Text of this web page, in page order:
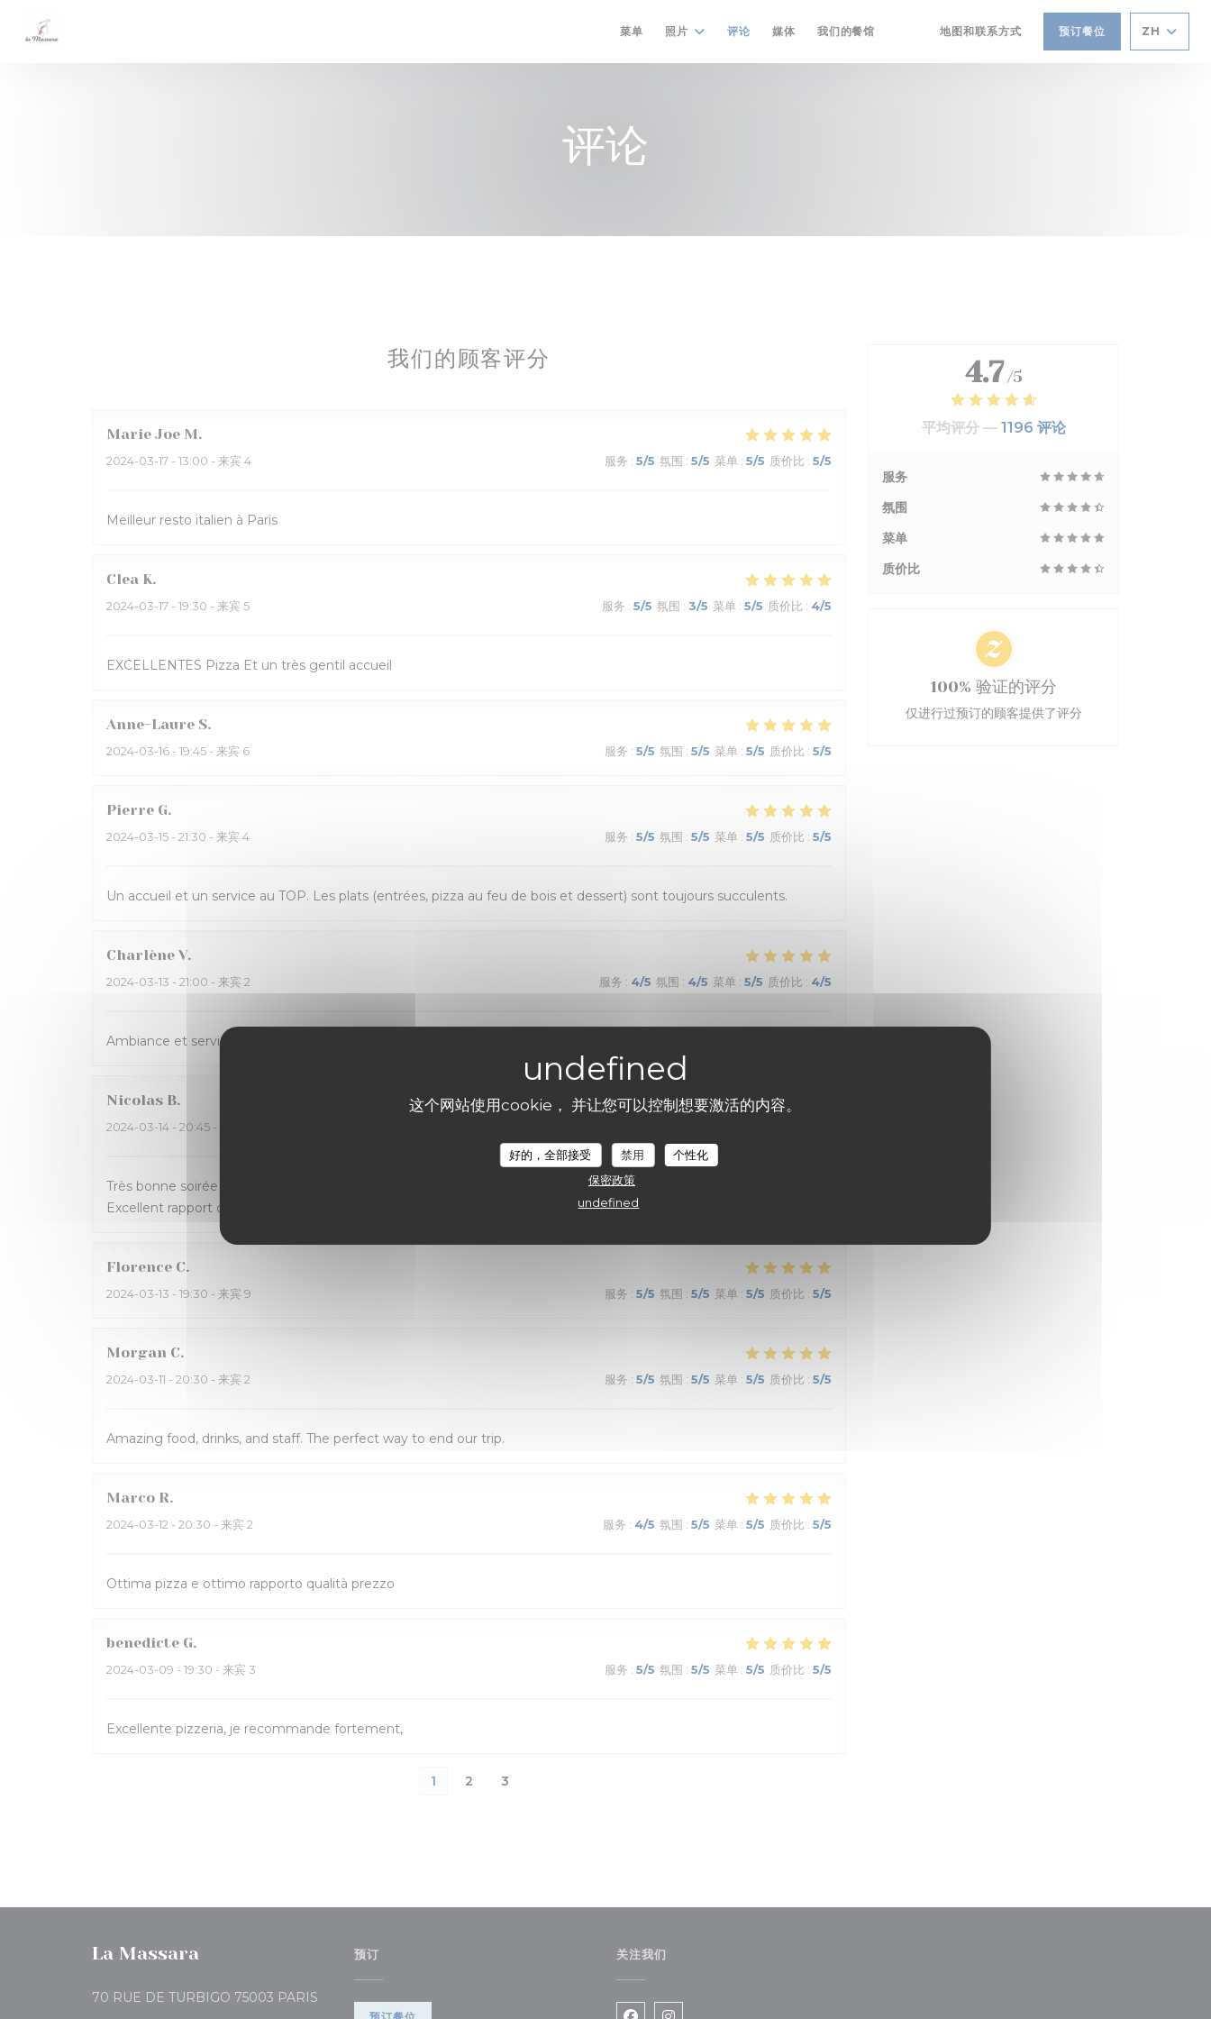
这个网站使用cookie， 并让您可以控制想要激活的内容。
好的，全部接受 禁用
个性化
保密政策
undefined
菜单 照片 评论 媒体 我们的餐馆
((在新窗口中打开))
((在新窗口中打开))
地图和联系方式 预订餐位 ZH
评论
我们的顾客评分
Marie Joe M
2024-03-17 - 13:00 - 来宾 4 服务 : 5/5 氛围 : 5/5 菜单 : 5/5 质价比 : 5/5
Meilleur resto italien à Paris
Clea K
2024-03-17 - 19:30 - 来宾 5 服务 : 5/5 氛围 : 3/5 菜单 : 5/5 质价比 : 4/5
EXCELLENTES Pizza Et un très gentil accueil
Anne-Laure S
2024-03-16 - 19:45 - 来宾 6 服务 : 5/5 氛围 : 5/5 菜单 : 5/5 质价比 : 5/5
Pierre G
2024-03-15 - 21:30 - 来宾 4 服务 : 5/5 氛围 : 5/5 菜单 : 5/5 质价比 : 5/5
Un accueil et un service au TOP. Les plats (entrées, pizza au feu de bois et dessert) sont toujours succulents.
Charlène V
2024-03-13 - 21:00 - 来宾 2 服务 : 4/5 氛围 : 4/5 菜单 : 5/5 质价比 : 4/5
Ambiance et service sympathique dans ce bistrot où la cuisine sicilienne est goûteuse et joyeuse.
Nicolas B
2024-03-14 - 20:45 - 来宾 4
Très bonne soirée passée à La Massara ! Carte alléchante, service sympa et rapide. Les pizzas étaient délicieuses.
Excellent rapport qualité/prix.
Florence C
2024-03-13 - 19:30 - 来宾 9 服务 : 5/5 氛围 : 5/5 菜单 : 5/5 质价比 : 5/5
Morgan C
2024-03-11 - 20:30 - 来宾 2 服务 : 5/5 氛围 : 5/5 菜单 : 5/5 质价比 : 5/5
Amazing food, drinks, and staff. The perfect way to end our trip.
Marco R
2024-03-12 - 20:30 - 来宾 2 服务 : 4/5 氛围 : 5/5 菜单 : 5/5 质价比 : 5/5
Ottima pizza e ottimo rapporto qualità prezzo
benedicte G
2024-03-09 - 19:30 - 来宾 3 服务 : 5/5 氛围 : 5/5 菜单 : 5/5 质价比 : 5/5
Excellente pizzeria, je recommande fortement,
1 2 3
4.7 /5
平均评分 — 1196 评论
服务
氛围
菜单
质价比
100% 验证的评分
仅进行过预订的顾客提供了评分
La Massara
70 RUE DE TURBIGO 75003 PARIS
预订 关注我们